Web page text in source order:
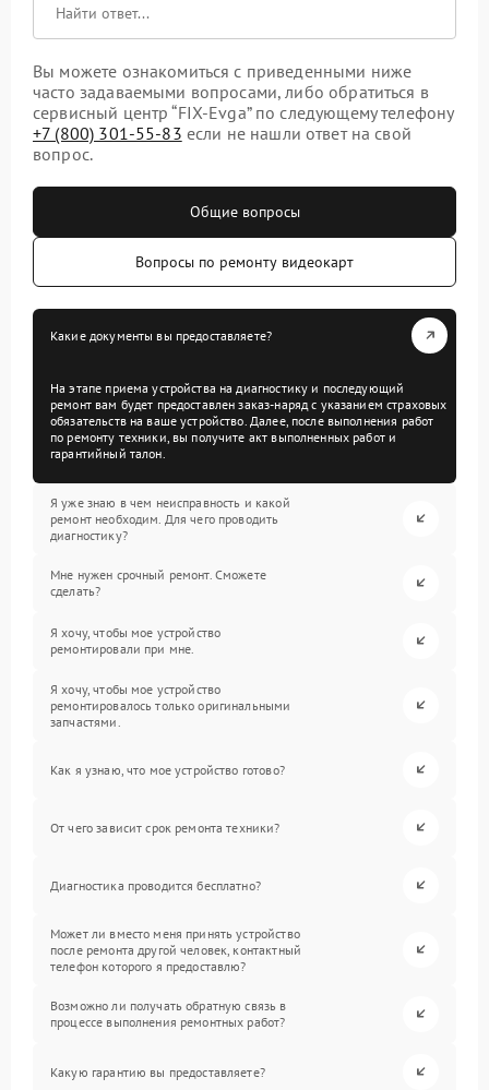
Вы можете ознакомиться с приведенными ниже
часто задаваемыми вопросами, либо обратиться в
сервисный центр “FIX-Evga” по следующему телефону
+7 (800) 301-55-83 если не нашли ответ на свой
вопрос.
Общие вопросы
Вопросы по ремонту видеокарт
Какие документы вы предоставляете?
На этапе приема устройства на диагностику и последующий
ремонт вам будет предоставлен заказ-наряд с указанием страховых
обязательств на ваше устройство. Далее, после выполнения работ
по ремонту техники, вы получите акт выполненных работ и
гарантийный талон.
Я уже знаю в чем неисправность и какой
ремонт необходим. Для чего проводить
диагностику?
Мне нужен срочный ремонт. Сможете
сделать?
Я хочу, чтобы мое устройство
ремонтировали при мне.
Я хочу, чтобы мое устройство
ремонтировалось только оригинальными
запчастями.
Как я узнаю, что мое устройство готово?
От чего зависит срок ремонта техники?
Диагностика проводится бесплатно?
Может ли вместо меня принять устройство
после ремонта другой человек, контактный
телефон которого я предоставлю?
Возможно ли получать обратную связь в
процессе выполнения ремонтных работ?
Какую гарантию вы предоставляете?